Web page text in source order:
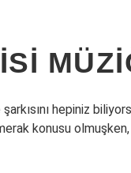
hepiniz
konusu